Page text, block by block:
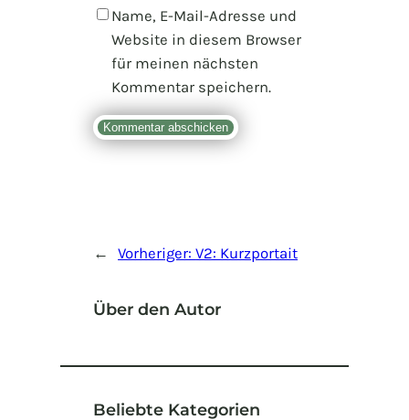
Name, E-Mail-Adresse und
Website in diesem Browser
für meinen nächsten
Kommentar speichern.
← Vorheriger:V2: Kurzportait
Über den Autor
Beliebte Kategorien